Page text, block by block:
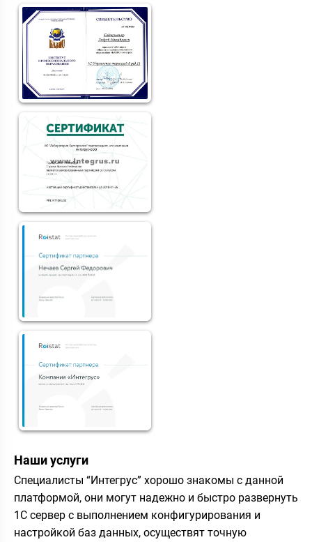
Наши услуги
Специалисты “Интегрус” хорошо знакомы с данной
платформой, они могут надежно и быстро развернуть
1С сервер с выполнением конфигурирования и
настройкой баз данных, осуществят точную